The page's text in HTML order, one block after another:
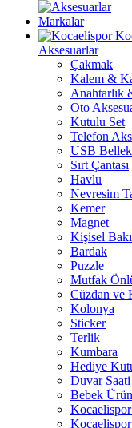
Markalar
Aksesuarlar
Çakmak
Kalem &
Anahtarlık
Oto
Kutulu Set
Telefon
USB Bellek
Sırt Çantası
Havlu
Nevresim
Kemer
Magnet
Kişisel
Bardak
Puzzle
Mutfak
Cüzdan ve
Kolonya
Sticker
Terlik
Kumbara
Hediye
Duvar Saati
Bebek
Kocaelispor